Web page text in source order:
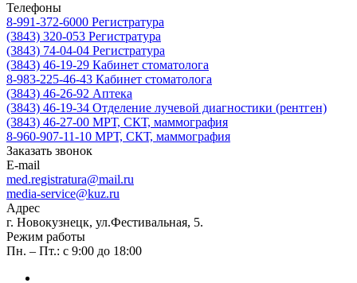
Телефоны
8-991-372-6000 Регистратура
(3843) 320-053 Регистратура
(3843) 74-04-04 Регистратура
(3843) 46-19-29 Кабинет стоматолога
8-983-225-46-43 Кабинет стоматолога
(3843) 46-26-92 Аптека
(3843) 46-19-34 Отделение лучевой диагностики (рентген)
(3843) 46-27-00 МРТ, СКТ, маммография
8-960-907-11-10 МРТ, СКТ, маммография
Заказать звонок
E-mail
med.registratura@mail.ru
media-service@kuz.ru
Адрес
г. Новокузнецк, ул.Фестивальная, 5.
Режим работы
Пн. – Пт.: с 9:00 до 18:00